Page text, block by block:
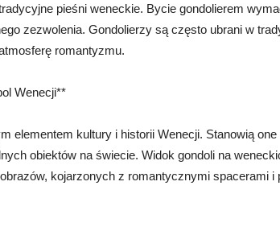
pieśni weneckie. Bycie gondolierem
zezwolenia. Gondolierzy są często ubrani w
romantyzmu.
Wenecji**
elementem kultury i historii Wenecji. Stanowią
obiektów na świecie. Widok gondoli na
kojarzonych z romantycznymi spacerami i